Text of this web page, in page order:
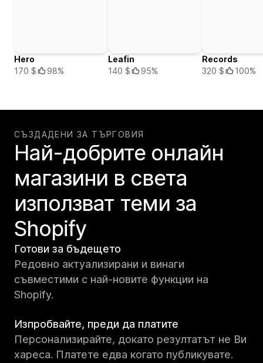
Hero
170 $
98%
Leafin
140 $
95%
Records
320 $
100%
СЪЗДАДЕНИ ЗА ТЪРГОВИЯ
Най-добрите онлайн
магазини в света
използват теми за
Shopify
Готови за бъдещето
Редовно актуализирани и винаги
съвместими с най-новите функции на
Shopify.
Изпробвайте, преди да платите
Персонализирайте, докато резултатът не Ви
хареса. Платете едва когато публикувате.